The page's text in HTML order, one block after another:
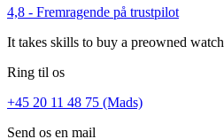
4,8 - Fremragende på trustpilot
It takes skills to buy a preowned watch
Ring til os
+45 20 11 48 75 (Mads)
Send os en mail